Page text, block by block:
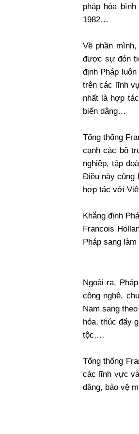
pháp hòa
1982…
Về phần
được sự đón
định Pháp
trên các lĩnh
nhất là hợp
biển dâng…
Tổng thống
cạnh các bộ
nghiệp, tập
Điều này cũng
hợp tác với
Khẳng định
Francois
Pháp sang
Ngoài ra,
công nghệ,
Nam sang
hóa, thúc đẩy
tộc,…
Tổng thống
các lĩnh vực
dâng, bảo vệ